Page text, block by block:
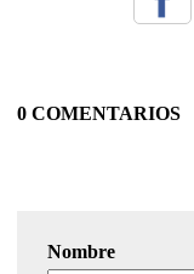
0 COMENTARIOS
Nombre